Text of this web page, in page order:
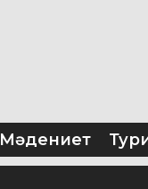
Мәдениет
Қытайда